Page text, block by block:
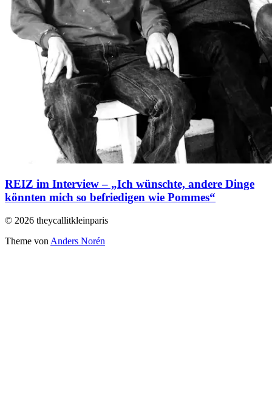
REIZ im Interview – „Ich wünschte, andere Dinge
könnten mich so befriedigen wie Pommes“
© 2026 theycallitkleinparis
Theme vonAnders Norén